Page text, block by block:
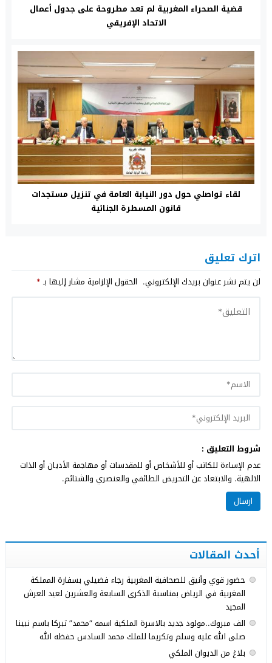
قضية الصحراء المغربية لم تعد مطروحة على جدول أعمال
الاتحاد الإفريقي
لقاء تواصلي حول دور النيابة العامة في تنزيل مستجدات
قانون المسطرة الجنائية
اترك تعليق
لن يتم نشر عنوان بريدك الإلكتروني. الحقول الإلزامية مشار إليها بـ*
شروط التعليق :
عدم الإساءة للكاتب أو للأشخاص أو للمقدسات أو مهاجمة الأديان أو الذات
الالهية. والابتعاد عن التحريض الطائفي والعنصري والشتائم.
أحدث المقالات
حضور قوي وأنيق للصحافية المغربية رجاء فضيلي بسفارة المملكة
المغربية في الرياض بمناسبة الذكرى السابعة والعشرين لعيد العرش
المجيد
الف مبروك..مولود جديد بالاسرة الملكية اسمه “محمد” تبركا باسم نبينا
صلى الله عليه وسلم وتكريما للملك محمد السادس حفظه الله
بلاغ من الديوان الملكي